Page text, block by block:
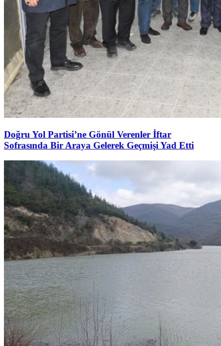
Doğru Yol Partisi’ne Gönül Verenler İftar
Sofrasında Bir Araya Gelerek Geçmişi Yad Etti